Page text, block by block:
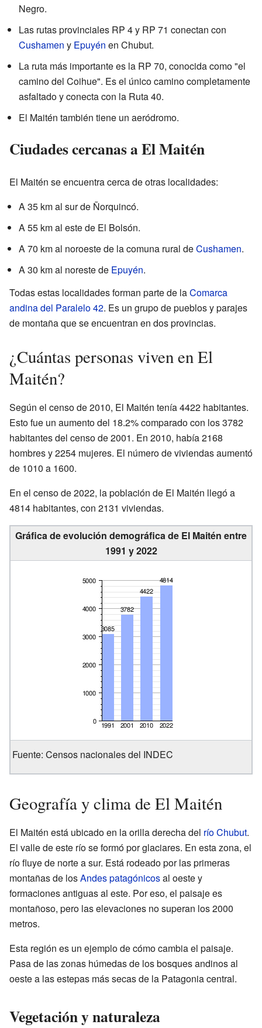
Negro.
Las rutas provinciales RP 4 y RP 71 conectan con
Cushamen y Epuyén en Chubut.
La ruta más importante es la RP 70, conocida como "el
camino del Coihue". Es el único camino completamente
asfaltado y conecta con la Ruta 40.
El Maitén también tiene un aeródromo.
Ciudades cercanas a El Maitén
El Maitén se encuentra cerca de otras localidades:
A 35 km al sur de Ñorquincó.
A 55 km al este de El Bolsón.
A 70 km al noroeste de la comuna rural deCushamen.
A 30 km al noreste de Epuyén.
Todas estas localidades forman parte de laComarca
andina del Paralelo 42. Es un grupo de pueblos y parajes
de montaña que se encuentran en dos provincias.
¿Cuántas personas viven en El
Maitén?
Según el censo de 2010, El Maitén tenía 4422 habitantes.
Esto fue un aumento del 18.2% comparado con los 3782
habitantes del censo de 2001. En 2010, había 2168
hombres y 2254 mujeres. El número de viviendas aumentó
de 1010 a 1600.
En el censo de 2022, la población de El Maitén llegó a
4814 habitantes, con 2131 viviendas.
Gráfica de evolución demográfica de El Maitén entre
1991 y 2022
Fuente: Censos nacionales del INDEC
Geografía y clima de El Maitén
El Maitén está ubicado en la orilla derecha del río Chubut.
El valle de este río se formó por glaciares. En esta zona, el
río fluye de norte a sur. Está rodeado por las primeras
montañas de losAndes patagónicosal oeste y
formaciones antiguas al este. Por eso, el paisaje es
montañoso, pero las elevaciones no superan los 2000
metros.
Esta región es un ejemplo de cómo cambia el paisaje.
Pasa de las zonas húmedas de los bosques andinos al
oeste a las estepas más secas de la Patagonia central.
Vegetación y naturaleza